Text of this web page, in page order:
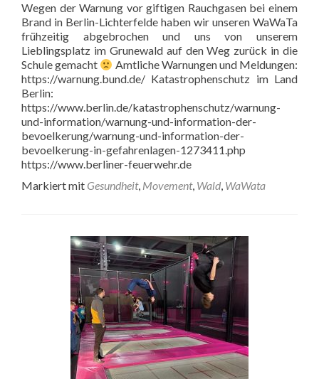
Wegen der Warnung vor giftigen Rauchgasen bei einem
Brand in Berlin-Lichterfelde haben wir unseren WaWaTa
frühzeitig abgebrochen und uns von unserem
Lieblingsplatz im Grunewald auf den Weg zurück in die
Schule gemacht
Amtliche Warnungen und Meldungen:
https://warnung.bund.de/ Katastrophenschutz im Land
Berlin:
https://www.berlin.de/katastrophenschutz/warnung-
und-information/warnung-und-information-der-
bevoelkerung/warnung-und-information-der-
bevoelkerung-in-gefahrenlagen-1273411.php
https://www.berliner-feuerwehr.de
Markiert mit Gesundheit, Movement, Wald, WaWata